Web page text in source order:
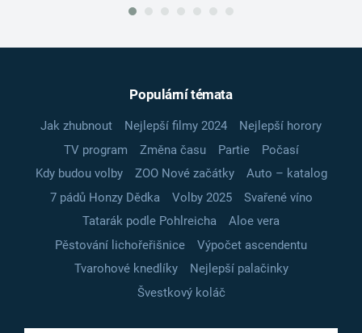
Populární témata
Jak zhubnout Nejlepší filmy 2024
Nejlepší horory
TV program
Změna času Partie
Počasí
Kdy budou volby
ZOO Nové začátky
Auto – katalog
7 pádů Honzy Dědka
Volby 2025
Svařené víno
Tatarák podle Pohlreicha
Aloe vera
Pěstování lichořeřišnice
Výpočet ascendentu
Tvarohové knedlíky
Nejlepší palačinky
Švestkový koláč